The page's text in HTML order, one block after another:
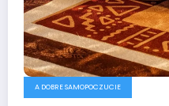
A DOBRE SAMOPOCZUCIE